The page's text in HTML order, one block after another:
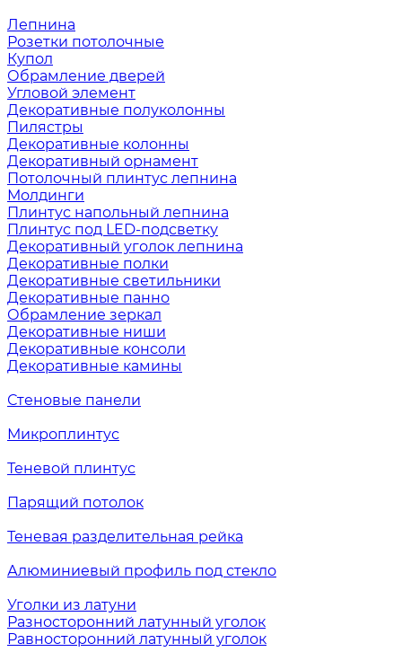
Лепнина
Розетки потолочные
Купол
Обрамление дверей
Угловой элемент
Декоративные полуколонны
Пилястры
Декоративные колонны
Декоративный орнамент
Потолочный плинтус лепнина
Молдинги
Плинтус напольный лепнина
Плинтус под LED-подсветку
Декоративный уголок лепнина
Декоративные полки
Декоративные светильники
Декоративные панно
Обрамление зеркал
Декоративные ниши
Декоративные консоли
Декоративные камины
Стеновые панели
Микроплинтус
Теневой плинтус
Парящий потолок
Теневая разделительная рейка
Алюминиевый профиль под стекло
Уголки из латуни
Разносторонний латунный уголок
Равносторонний латунный уголок